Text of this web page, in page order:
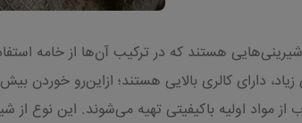
هستند که در ترکیب آن‌ها از خامه
دارای کالری بالایی هستند؛ ازاین‌رو خوردن
از مواد اولیه باکیفیتی تهیه می‌شوند. این نوع